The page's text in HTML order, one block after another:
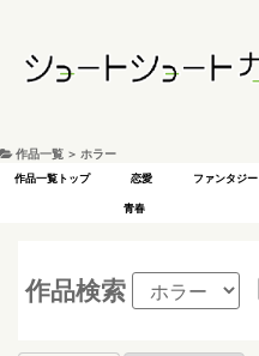
作品一覧 ＞ ホラー
作品一覧トップ 恋愛 ファンタジー
青春
作品検索